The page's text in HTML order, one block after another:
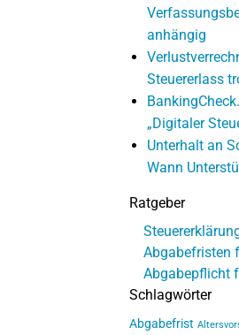
anhängig
Steuererlass
„Digitaler
Unterhalt an
Wann
Ratgeber
Abgabefristen
Abgabepflicht
Schlagwörter
Abgabefrist